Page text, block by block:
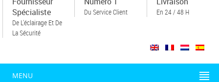
Spécialiste
De L'éclairage Et De
La Sécurité
Du Service Client En 24 / 48 H
MENU